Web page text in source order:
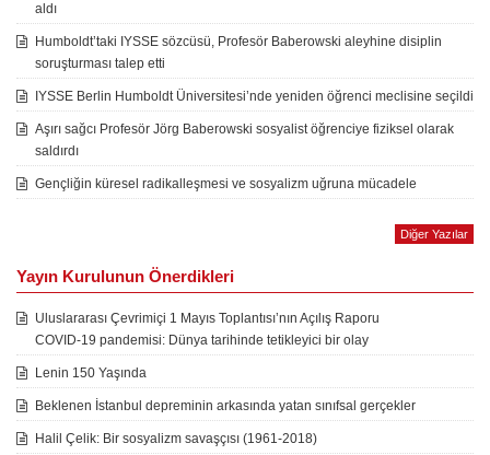
aldı
Humboldt’taki IYSSE sözcüsü, Profesör Baberowski aleyhine disiplin
soruşturması talep etti
IYSSE Berlin Humboldt Üniversitesi’nde yeniden öğrenci meclisine seçildi
Aşırı sağcı Profesör Jörg Baberowski sosyalist öğrenciye fiziksel olarak
saldırdı
Gençliğin küresel radikalleşmesi ve sosyalizm uğruna mücadele
Diğer Yazılar
Yayın Kurulunun Önerdikleri
Uluslararası Çevrimiçi 1 Mayıs Toplantısı’nın Açılış Raporu
COVID-19 pandemisi: Dünya tarihinde tetikleyici bir olay
Lenin 150 Yaşında
Beklenen İstanbul depreminin arkasında yatan sınıfsal gerçekler
Halil Çelik: Bir sosyalizm savaşçısı (1961-2018)